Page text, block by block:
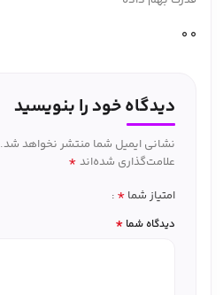
0
0
دیدگاه خود را بنویسید
نشانی ایمیل شما منتشر نخواهد شد.
علامت‌گذاری شده‌اند *
امتیاز شما *
دیدگاه شما *